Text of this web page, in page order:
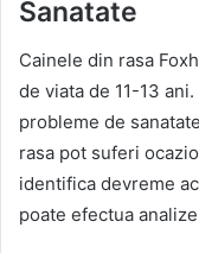
Sanatate
Cainele din rasa
de viata de 11-13
probleme de
rasa pot suferi
identifica devreme
poate efectua